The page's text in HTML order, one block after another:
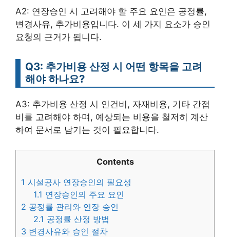
A2: 연장승인 시 고려해야 할 주요 요인은 공정률,
변경사유, 추가비용입니다. 이 세 가지 요소가 승인
요청의 근거가 됩니다.
Q3: 추가비용 산정 시 어떤 항목을 고려
해야 하나요?
A3: 추가비용 산정 시 인건비, 자재비용, 기타 간접
비를 고려해야 하며, 예상되는 비용을 철저히 계산
하여 문서로 남기는 것이 필요합니다.
Contents
1 시설공사 연장승인의 필요성
1.1 연장승인의 주요 요인
2 공정률 관리와 연장 승인
2.1 공정률 산정 방법
3 변경사유와 승인 절차